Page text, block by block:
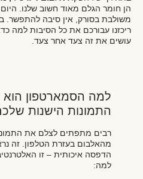
הן חומר הגלם מאוד חשוב שלנו.
משולבת בסורק, אין סיבה להתפשר.
ריכזנו עבורכם את כל הסיבות למה
עושים את זה צעד אחר צעד.
למה הסמארטפון הוא
התמונות הישנות
רבים מתפתים לצלם את
מהאלבום בעזרת הטלפון. זה
הדפסה איכותית – זו
למה: